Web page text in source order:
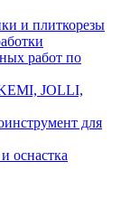
и плиткорезы
работ по
JOLLI,
для
оснастка